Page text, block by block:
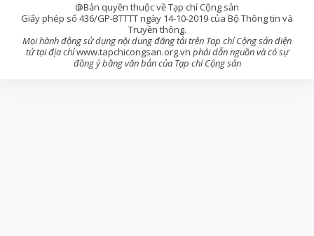
@Bản quyền thuộc về Tạp chí Cộng sản
Giấy phép số 436/GP-BTTTT ngày 14-10-2019 của Bộ Thông tin và
Truyền thông.
Mọi hành động sử dụng nội dung đăng tải trên Tạp chí Cộng sản điện
tử tại địa chỉwww.tapchicongsan.org.vn phải dẫn nguồn và có sự
đồng ý bằng văn bản của Tạp chí Cộng sản